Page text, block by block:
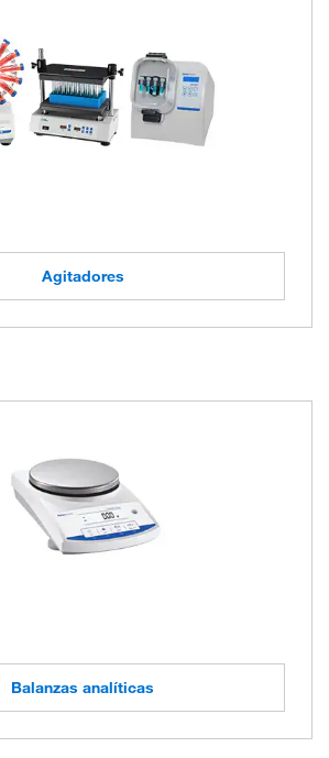
Agitadores
Balanzas analíticas